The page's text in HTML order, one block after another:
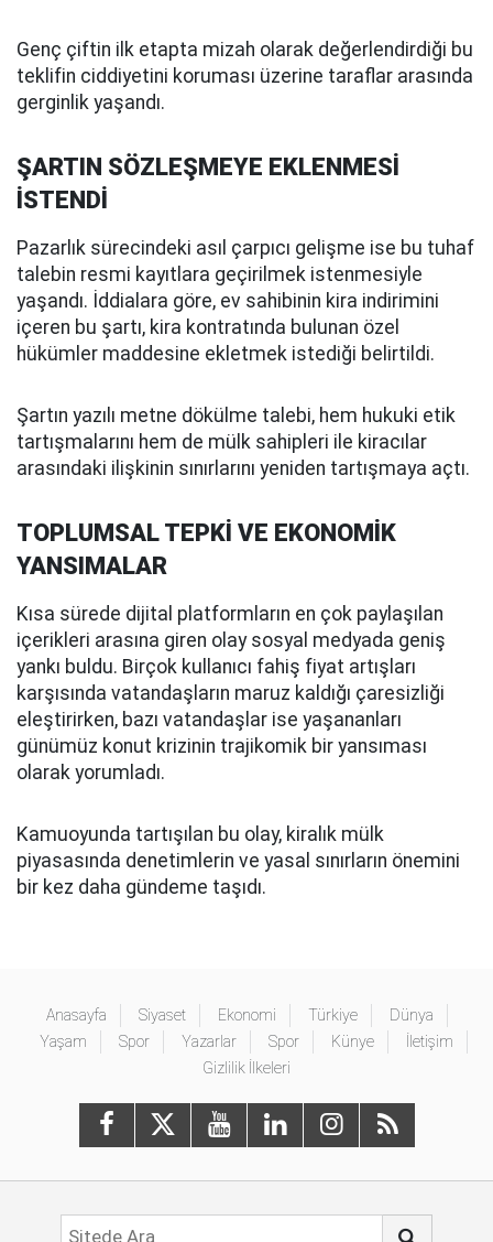
Genç çiftin ilk etapta mizah olarak değerlendirdiği bu
teklifin ciddiyetini koruması üzerine taraflar arasında
gerginlik yaşandı.
ŞARTIN SÖZLEŞMEYE EKLENMESİ
İSTENDİ
Pazarlık sürecindeki asıl çarpıcı gelişme ise bu tuhaf
talebin resmi kayıtlara geçirilmek istenmesiyle
yaşandı. İddialara göre, ev sahibinin kira indirimini
içeren bu şartı, kira kontratında bulunan özel
hükümler maddesine ekletmek istediği belirtildi.
Şartın yazılı metne dökülme talebi, hem hukuki etik
tartışmalarını hem de mülk sahipleri ile kiracılar
arasındaki ilişkinin sınırlarını yeniden tartışmaya açtı.
TOPLUMSAL TEPKİ VE EKONOMİK
YANSIMALAR
Kısa sürede dijital platformların en çok paylaşılan
içerikleri arasına giren olay sosyal medyada geniş
yankı buldu. Birçok kullanıcı fahiş fiyat artışları
karşısında vatandaşların maruz kaldığı çaresizliği
eleştirirken, bazı vatandaşlar ise yaşananları
günümüz konut krizinin trajikomik bir yansıması
olarak yorumladı.
Kamuoyunda tartışılan bu olay, kiralık mülk
piyasasında denetimlerin ve yasal sınırların önemini
bir kez daha gündeme taşıdı.
Anasayfa Siyaset Ekonomi Türkiye
Dünya
Yaşam
Spor Yazarlar Spor Künye
İletişim
Gizlilik İlkeleri